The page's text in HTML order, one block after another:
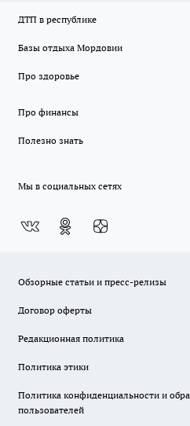
ДТП в республике
Базы отдыха Мордовии
Про здоровье
Про финансы
Полезно знать
Мы в социальных сетях
Обзорные статьи и пресс-релизы
Договор оферты
Редакционная политика
Политика этики
Политика конфиденциальности и
пользователей